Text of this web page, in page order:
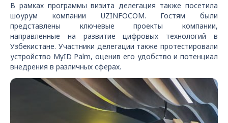
В рамках программы визита делегация также посетила
шоурум компании UZINFOCOM. Гостям были
представлены ключевые проекты компании,
направленные на развитие цифровых технологий в
Узбекистане. Участники делегации также протестировали
устройство MyID Palm, оценив его удобство и потенциал
внедрения в различных сферах.